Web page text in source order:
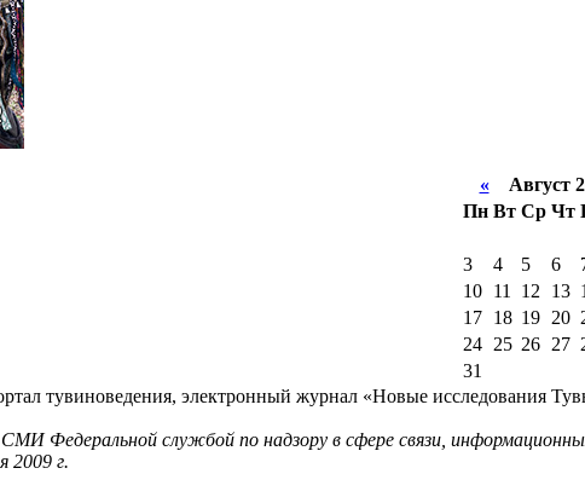
«Август
Пн Вт Ср Чт
3
4 5 6
10
11 12 13
17
18 19 20
24
25 26 27
31
тувиноведения, электронный журнал «Новые исследования
Федеральной службой по надзору в сфере связи,
2009 г.